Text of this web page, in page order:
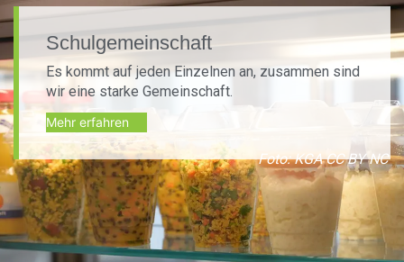
Schulgemeinschaft
Es kommt auf jeden Einzelnen an, zusammen sind
wir eine starke Gemeinschaft.
Foto: KGA CC BY NC
Mehr erfahren